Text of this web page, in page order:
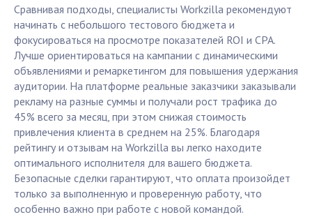
Сравнивая подходы, специалисты Workzilla рекомендуют
начинать с небольшого тестового бюджета и
фокусироваться на просмотре показателей ROI и CPA.
Лучше ориентироваться на кампании с динамическими
объявлениями и ремаркетингом для повышения удержания
аудитории. На платформе реальные заказчики заказывали
рекламу на разные суммы и получали рост трафика до
45% всего за месяц, при этом снижая стоимость
привлечения клиента в среднем на 25%. Благодаря
рейтингу и отзывам на Workzilla вы легко находите
оптимального исполнителя для вашего бюджета.
Безопасные сделки гарантируют, что оплата произойдет
только за выполненную и проверенную работу, что
особенно важно при работе с новой командой.